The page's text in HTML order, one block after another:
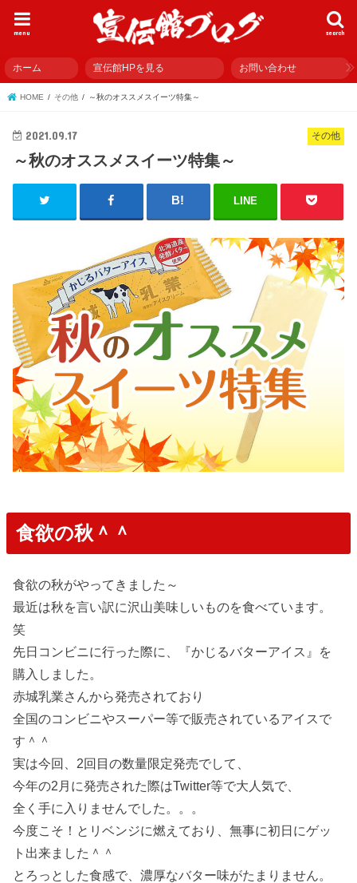
search
menu
ホーム 宣伝館HPを見る お問い合わせ
HOME その他 ～秋のオススメスイーツ特集～
その他
2021.09.17
～秋のオススメスイーツ特集～
LINE
食欲の秋＾＾
食欲の秋がやってきました～
最近は秋を言い訳に沢山美味しいものを食べています。
笑
先日コンビニに行った際に、『かじるバターアイス』を
購入しました。
赤城乳業さんから発売されており
全国のコンビニやスーパー等で販売されているアイスで
す＾＾
実は今回、2回目の数量限定発売でして、
今年の2月に発売された際はTwitter等で大人気で、
全く手に入りませんでした。。。
今度こそ！とリベンジに燃えており、無事に初日にゲッ
ト出来ました＾＾
とろっとした食感で、濃厚なバター味がたまりません。